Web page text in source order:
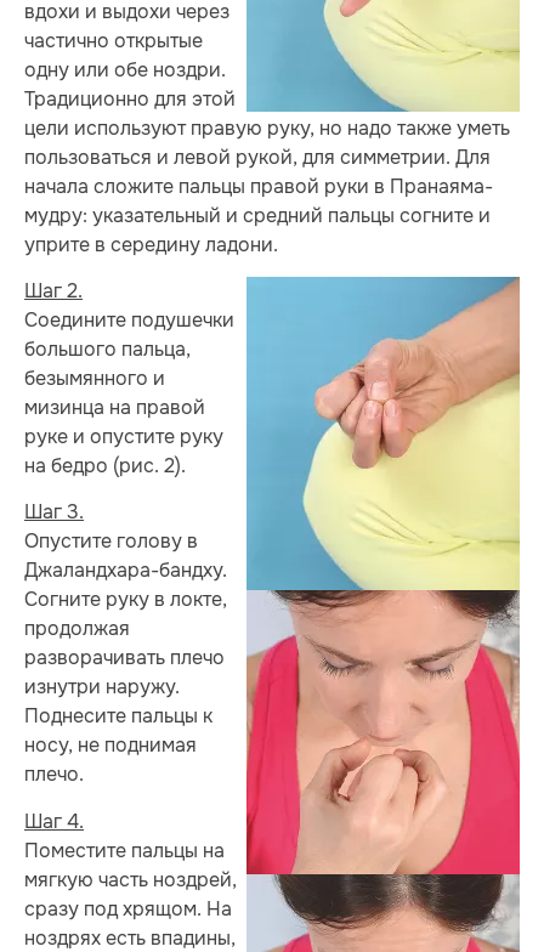
вдохи и выдохи через
частично открытые
одну или обе ноздри.
Традиционно для этой
цели используют правую руку, но надо также уметь
пользоваться и левой рукой, для симметрии. Для
начала сложите пальцы правой руки в Пранаяма-
мудру: указательный и средний пальцы согните и
уприте в середину ладони.
Шаг 2.
Соедините подушечки
большого пальца,
безымянного и
мизинца на правой
руке и опустите руку
на бедро (рис. 2).
Шаг 3.
Опустите голову в
Джаландхара-бандху.
Согните руку в локте,
продолжая
разворачивать плечо
изнутри наружу.
Поднесите пальцы к
носу, не поднимая
плечо.
Шаг 4.
Поместите пальцы на
мягкую часть ноздрей,
сразу под хрящом. На
ноздрях есть впадины,